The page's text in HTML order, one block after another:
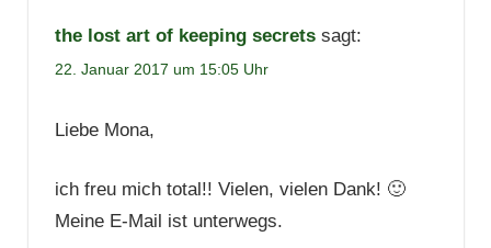
the lost art of keeping secrets sagt:
22. Januar 2017 um 15:05 Uhr
Liebe Mona,
ich freu mich total!! Vielen, vielen Dank! 🙂
Meine E-Mail ist unterwegs.